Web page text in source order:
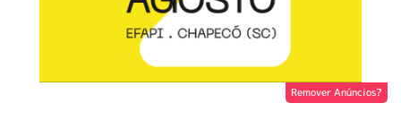
Remover Anúncios?